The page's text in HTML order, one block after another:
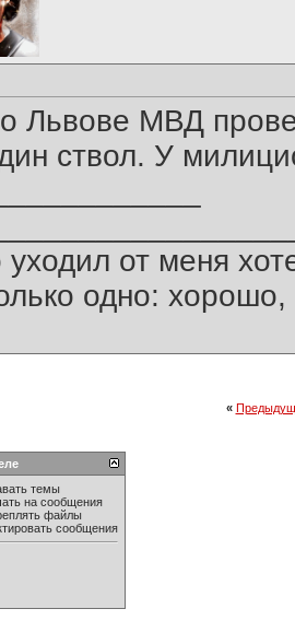
Львове МВД
ствол. У
уходил от меня
одно:
«
темы
на сообщения
файлы
сообщения